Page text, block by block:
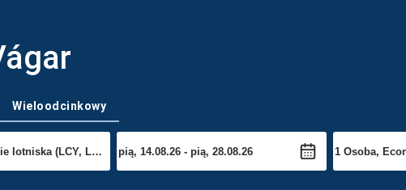
Wieloodcinkowy